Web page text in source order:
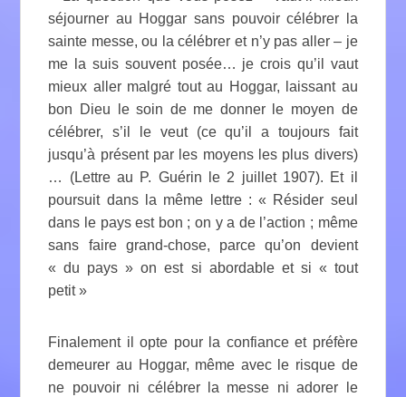
séjourner au Hoggar sans pouvoir célébrer la
sainte messe, ou la célébrer et n’y pas aller – je
me la suis souvent posée… je crois qu’il vaut
mieux aller malgré tout au Hoggar, laissant au
bon Dieu le soin de me donner le moyen de
célébrer, s’il le veut (ce qu’il a toujours fait
jusqu’à présent par les moyens les plus divers)
… (Lettre au P. Guérin le 2 juillet 1907). Et il
poursuit dans la même lettre : « Résider seul
dans le pays est bon ; on y a de l’action ; même
sans faire grand-chose, parce qu’on devient
« du pays » on est si abordable et si « tout
petit »
Finalement il opte pour la confiance et préfère
demeurer au Hoggar, même avec le risque de
ne pouvoir ni célébrer la messe ni adorer le